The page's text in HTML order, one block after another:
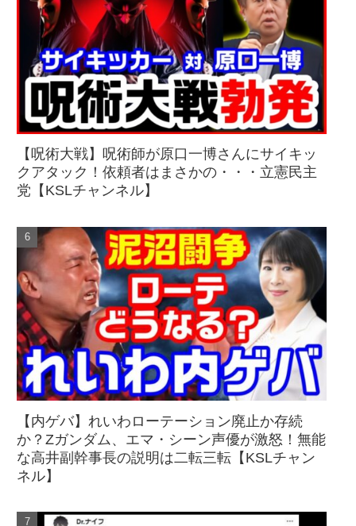
【呪術大戦】呪術師が原口一博さんにサイキッ
クアタック！依頼者はまさかの・・・立憲民主
党【KSLチャンネル】
【内ゲバ】れいわローテーション廃止か存続
か？Zガンダム、エマ・シーン声優が激怒！無能
な高井副幹事長の説明は二転三転【KSLチャン
ネル】